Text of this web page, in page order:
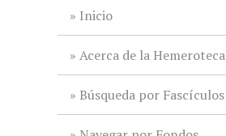
Inicio
Acerca de la Hemeroteca
Búsqueda por Fascículos